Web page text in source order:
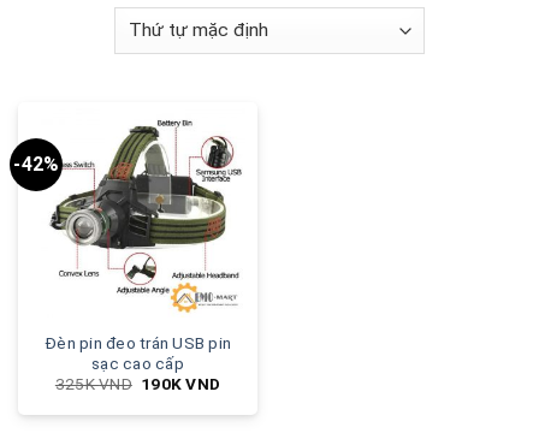
-42%
Đèn pin đeo trán USB pin
sạc cao cấp
325KVND 190KVND